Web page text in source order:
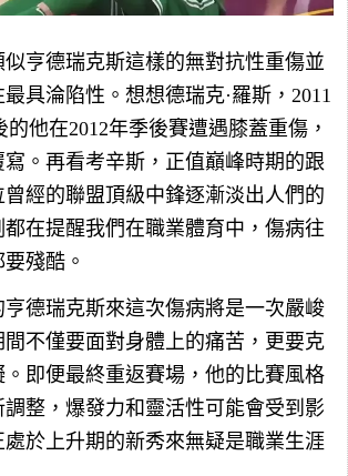
亨德瑞克斯這樣的無對抗性重傷並
具淪陷性。想想德瑞克·羅斯，2011
他在2012年季後賽遭遇膝蓋重傷，
。再看考辛斯，正值巔峰時期的跟
經的聯盟頂級中鋒逐漸淡出人們的
在提醒我們在職業體育中，傷病往
殘酷。
亨德瑞克斯來這次傷病將是一次嚴峻
間不僅要面對身體上的痛苦，更要克
即便最終重返賽場，他的比賽風格
整，爆發力和靈活性可能會受到影
於上升期的新秀來無疑是職業生涯